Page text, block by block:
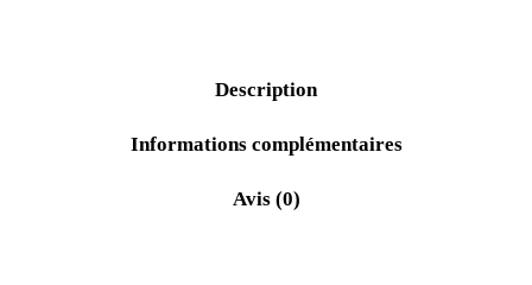
Description
Informations complémentaires
Avis (0)